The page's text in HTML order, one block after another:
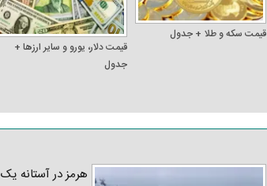
قیمت سکه و طلا + جدول
قیمت دلار، یورو و سایر ارز‌ها +
جدول
هرمز در آستانه یک